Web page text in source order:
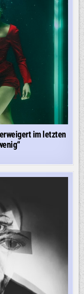
im letzten